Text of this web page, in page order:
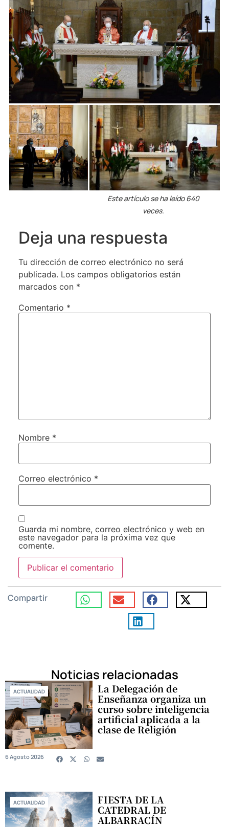
Este artículo se ha leído 640
veces.
Deja una respuesta
Tu dirección de correo electrónico no será
publicada. Los campos obligatorios están
marcados con *
Comentario *
Nombre *
Correo electrónico *
Guarda mi nombre, correo electrónico y web en
este navegador para la próxima vez que
comente.
Compartir
Noticias relacionadas
ACTUALIDAD La Delegación de
Enseñanza organiza un
curso sobre inteligencia
artificial aplicada a la
clase de Religión
6 Agosto 2026
ACTUALIDAD FIESTA DE LA
CATEDRAL DE
ALBARRACÍN